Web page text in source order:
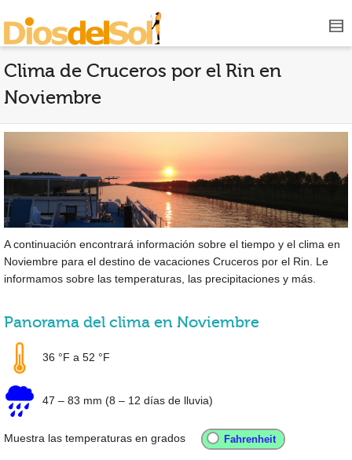
Clima de Cruceros por el Rin en
Noviembre
A continuación encontrará información sobre el tiempo y el clima en
Noviembre para el destino de vacaciones Cruceros por el Rin. Le
informamos sobre las temperaturas, las precipitaciones y más.
Panorama del clima en Noviembre
36 °F a 52 °F
47 – 83 mm (8 – 12 días de lluvia)
Muestra las temperaturas en grados